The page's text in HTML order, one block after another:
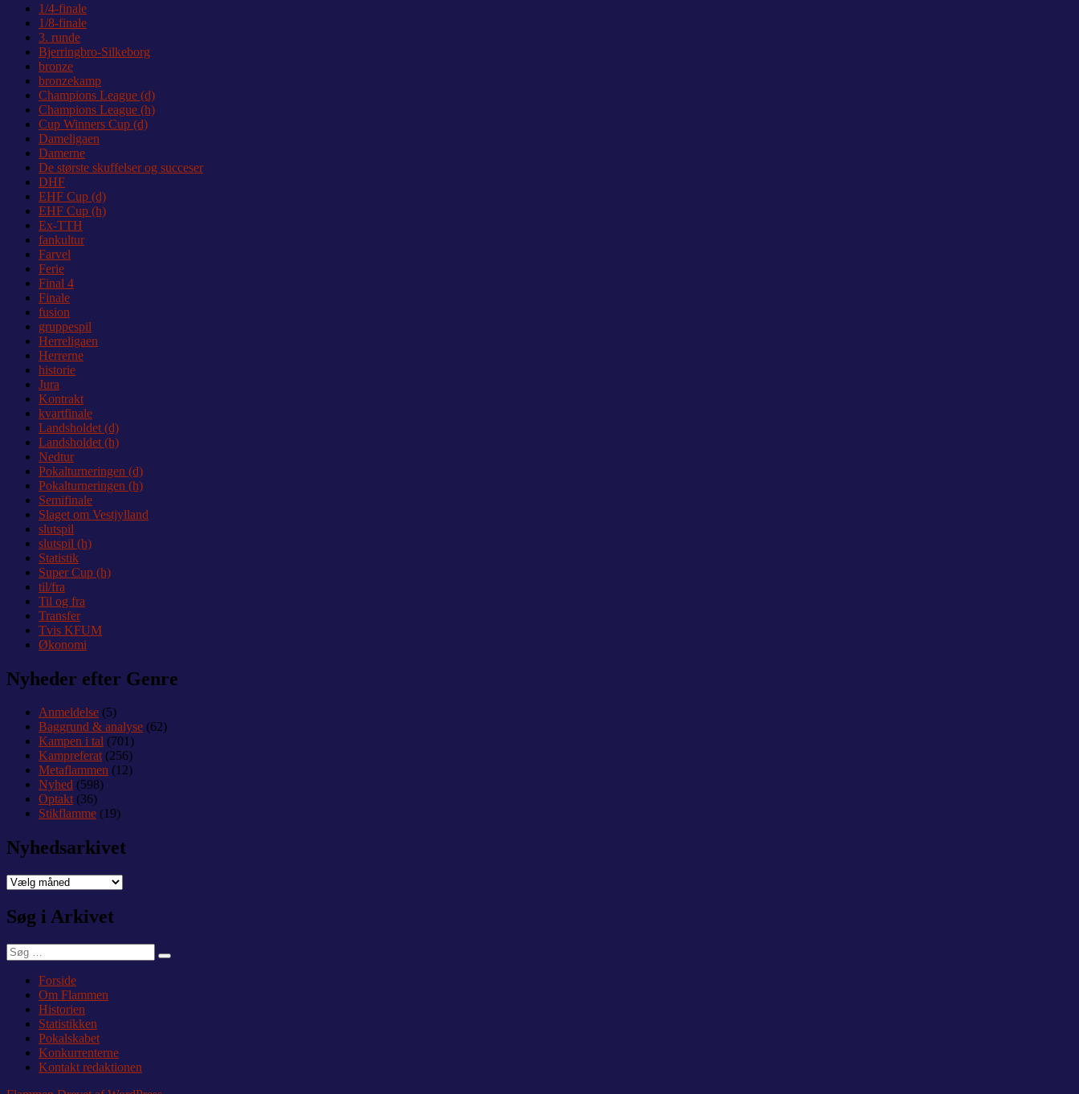
1/4-finale
1/8-finale
3. runde
Bjerringbro-Silkeborg
bronze
bronzekamp
Champions League (d)
Champions League (h)
Cup Winners Cup (d)
Dameligaen
Damerne
De største skuffelser og succeser
DHF
EHF Cup (d)
EHF Cup (h)
Ex-TTH
fankultur
Farvel
Ferie
Final 4
Finale
fusion
gruppespil
Herreligaen
Herrerne
historie
Jura
Kontrakt
kvartfinale
Landsholdet (d)
Landsholdet (h)
Nedtur
Pokalturneringen (d)
Pokalturneringen (h)
Semifinale
Slaget om Vestjylland
slutspil
slutspil (h)
Statistik
Super Cup (h)
til/fra
Til og fra
Transfer
Tvis KFUM
Økonomi
Nyheder efter Genre
Anmeldelse (5)
Baggrund & analyse (62)
Kampen i tal (701)
Kampreferat(256)
Metaflammen (12)
Nyhed (598)
Optakt(36)
Stikflamme (19)
Nyhedsarkivet
Nyhedsarkivet
Søg i Arkivet
Søg
efter:
Søg
Forside
Om Flammen
Historien
Statistikken
Pokalskabet
Konkurrenterne
Kontakt redaktionen